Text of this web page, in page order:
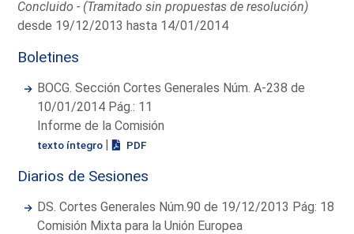
Concluido - (Tramitado sin propuestas de resolución)
desde 19/12/2013 hasta 14/01/2014
Boletines
BOCG. Sección Cortes Generales Núm. A-238 de
10/01/2014 Pág.: 11
Informe de la Comisión
texto íntegro | PDF
Diarios de Sesiones
DS. Cortes Generales Núm.90 de 19/12/2013 Pág: 18
Comisión Mixta para la Unión Europea